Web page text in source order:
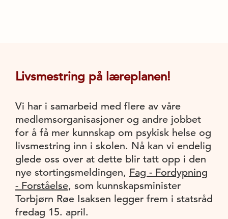
Livsmestring på læreplanen!
Vi har i samarbeid med flere av våre
medlemsorganisasjoner og andre jobbet
for å få mer kunnskap om psykisk helse og
livsmestring inn i skolen. Nå kan vi endelig
glede oss over at dette blir tatt opp i den
nye stortingsmeldingen, Fag - Fordypning
- Forståelse, som kunnskapsminister
Torbjørn Røe Isaksen legger frem i statsråd
fredag 15. april.